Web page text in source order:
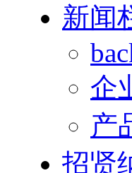
新闻
企
产
招贤